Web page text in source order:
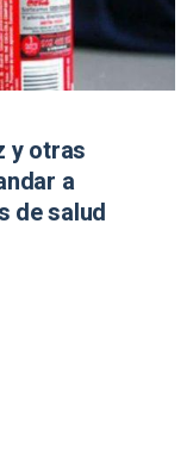
y otras
a
de salud